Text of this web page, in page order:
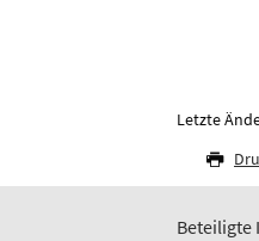
Letzte